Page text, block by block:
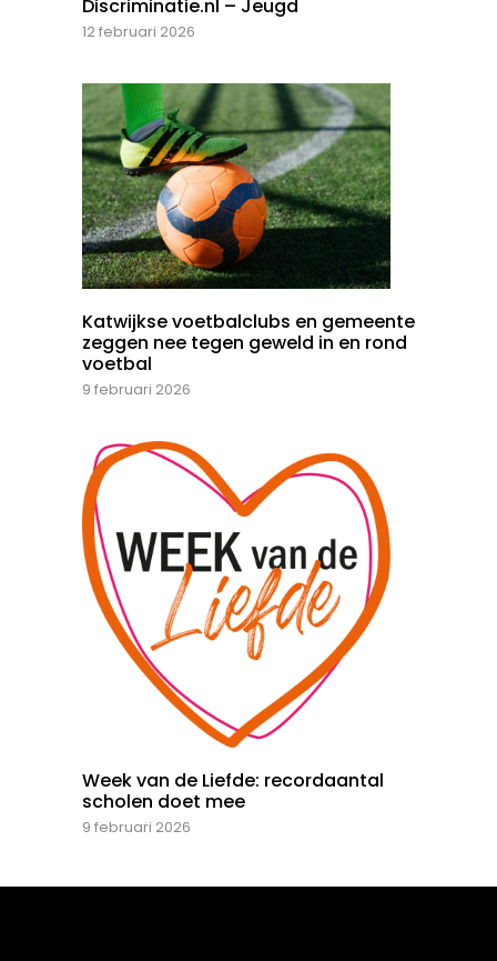
Discriminatie.nl – Jeugd
12 februari 2026
Katwijkse voetbalclubs en gemeente
zeggen nee tegen geweld in en rond
voetbal
9 februari 2026
Week van de Liefde: recordaantal
scholen doet mee
9 februari 2026